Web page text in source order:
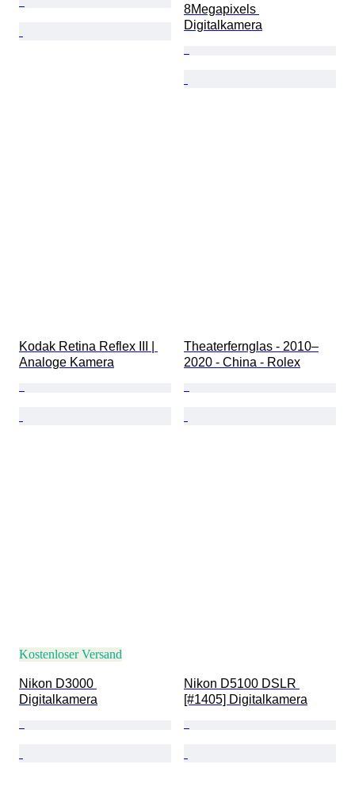
8Megapixels
Digitalkamera
Kodak Retina Reflex III |
Analoge Kamera
Theaterfernglas - 2010–
2020 - China - Rolex
Kostenloser Versand
Nikon D3000
Digitalkamera
Nikon D5100 DSLR
[#1405] Digitalkamera